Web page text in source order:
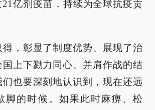
亿剂疫苗，持续为全球抗疫贡
，彰显了制度优势、展现了治
上下勠力同心、并肩作战的结
也要深刻地认识到，现在还远
脚的时候。如果此时麻痹、松